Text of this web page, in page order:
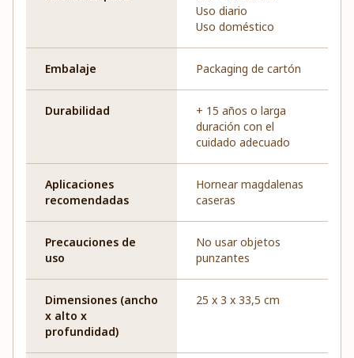
Uso diario
Uso doméstico
Embalaje Packaging de cartón
Durabilidad
+ 15 años o larga
duración con el
cuidado adecuado
Aplicaciones
recomendadas
Hornear magdalenas
caseras
Precauciones de
uso
No usar objetos
punzantes
Dimensiones (ancho
x alto x
profundidad)
25 x 3 x 33,5 cm